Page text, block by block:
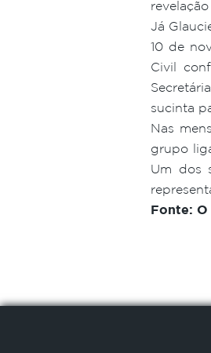
Já
10 de
Civil
sucinta
Nas
grupo
Um dos
Fonte: O